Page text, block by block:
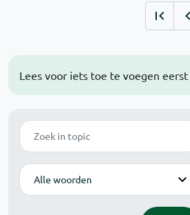
Lees voor iets toe te voegen eerst
Zoek
Modus